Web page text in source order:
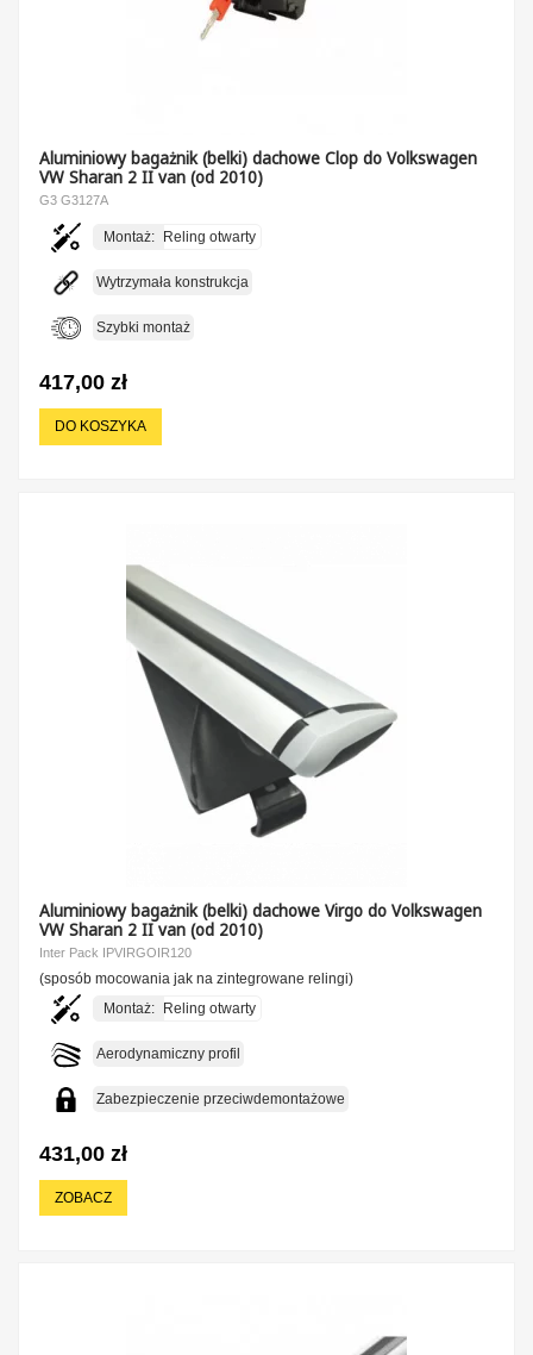
Aluminiowy bagażnik (belki) dachowe Clop do Volkswagen
VW Sharan 2 II van (od 2010)
G3 G3127A
Montaż: Reling otwarty
Wytrzymała konstrukcja
Szybki montaż
417,00 zł
DO KOSZYKA
Aluminiowy bagażnik (belki) dachowe Virgo do Volkswagen
VW Sharan 2 II van (od 2010)
Inter Pack IPVIRGOIR120
(sposób mocowania jak na zintegrowane relingi)
Montaż:
Reling otwarty
Aerodynamiczny profil
Zabezpieczenie przeciwdemontażowe
431,00 zł
ZOBACZ